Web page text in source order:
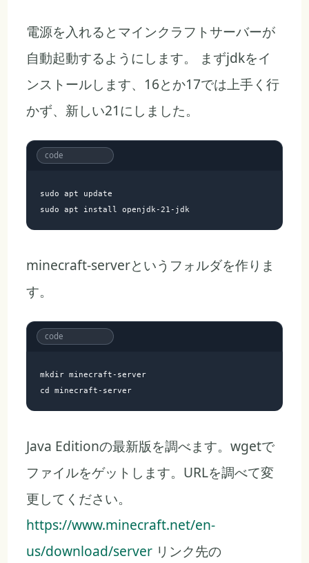
電源を入れるとマインクラフトサーバーが
自動起動するようにします。 まずjdkをイ
ンストールします、16とか17では上手く行
かず、新しい21にしました。
sudo apt update
minecraft-serverというフォルダを作りま
す。
mkdir minecraft-server
Java Editionの最新版を調べます。wgetで
ファイルをゲットします。URLを調べて変
更してください。
https://www.minecraft.net/en-
us/download/server リンク先の